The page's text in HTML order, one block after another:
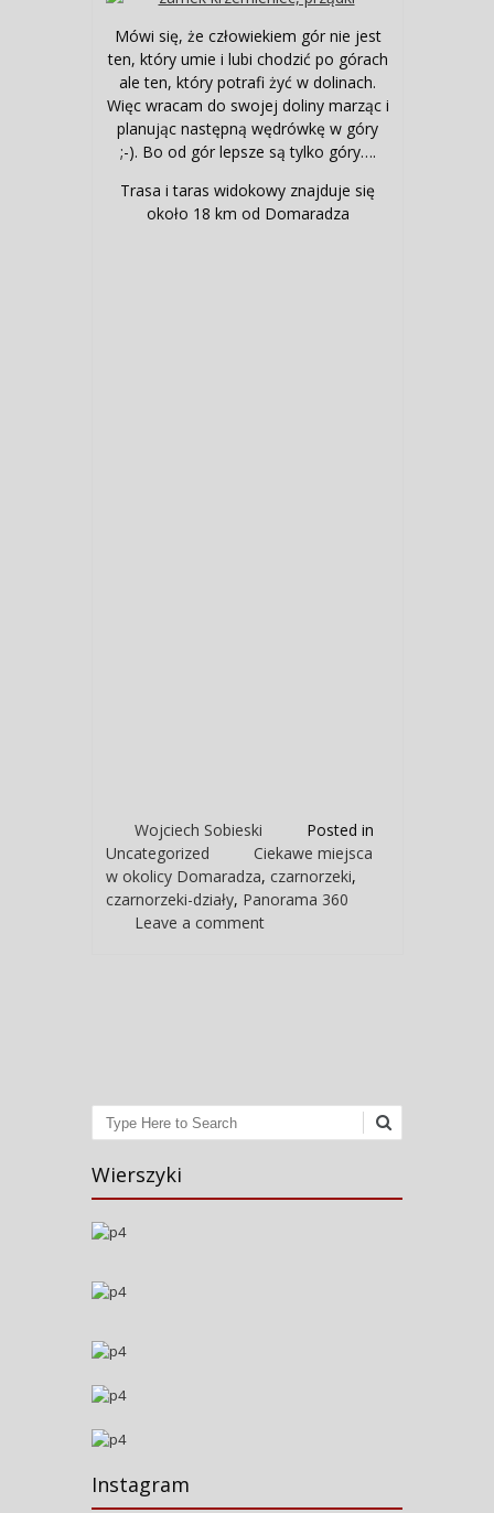
Mówi się, że człowiekiem gór nie jest
ten, który umie i lubi chodzić po górach
ale ten, który potrafi żyć w dolinach.
Więc wracam do swojej doliny marząc i
planując następną wędrówkę w góry
;-). Bo od gór lepsze są tylko góry….
Trasa i taras widokowy znajduje się
około 18 km od Domaradza
Wojciech Sobieski
Posted in
Uncategorized
Ciekawe miejsca
w okolicy Domaradza, czarnorzeki,
czarnorzeki-działy, Panorama 360
Leave a comment
Search
Wierszyki
Instagram